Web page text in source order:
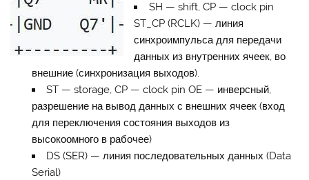
SH — shift, CP — clock pin
ST_CP (RCLK) — линия
синхроимпульса для передачи
данных из внутренних ячеек, во
внешние (синхронизация выходов).
ST — storage, CP — clock pin OE — инверсный,
разрешение на вывод данных с внешних ячеек (вход
для переключения состояния выходов из
высокоомного в рабочее)
DS (SER) — линия последовательных данных (Data
Serial)